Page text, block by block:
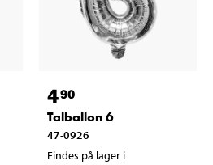
490
Talballon 6
47-0926
Findes på lager i